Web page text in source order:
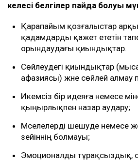
келесі белгілер пайда болуы
Қарапайым қозғалыстар
қадамдарды қажет ететін
орындаудағы қиындықтар.
Сөйлеудегі қиындықтар
афазиясы) және сөйлей
Икемсіз бір идеяға немесе
қыңырлықпен назар аудару;
Мәселелерді шешуде немесе
зейіннің болмауы;
Эмоционалды тұрақсыздық,